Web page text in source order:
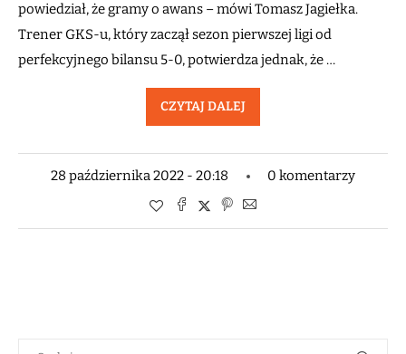
powiedział, że gramy o awans – mówi Tomasz Jagiełka.
Trener GKS-u, który zaczął sezon pierwszej ligi od
perfekcyjnego bilansu 5-0, potwierdza jednak, że …
CZYTAJ DALEJ
28 października 2022 - 20:18 0 komentarzy